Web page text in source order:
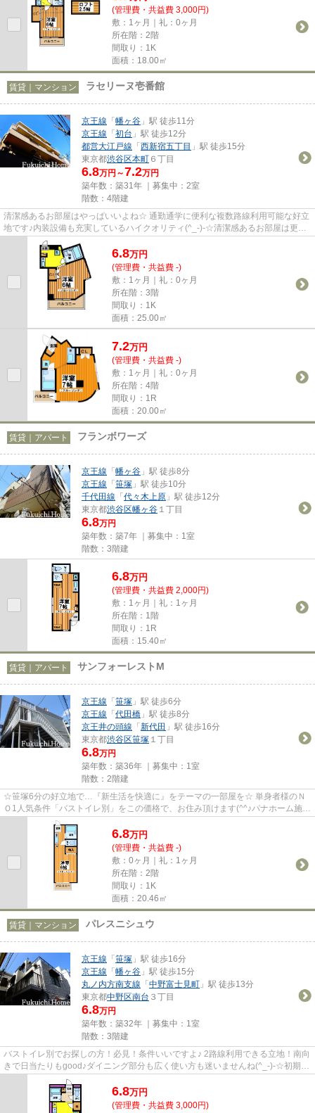
(管理費・共益費 3,000円)
敷：1ヶ月｜礼：0ヶ月
所在階：2階
間取り：1K
面積：18.00㎡
賃貸｜マンション ラセリーヌ壱番館
京王線 「幡ヶ谷 」駅 徒歩11分
京王線 「初台 」駅 徒歩12分
都営大江戸線 「西新宿五丁目 」駅 徒歩15分
東京都渋谷区本町 ６丁目
6.8万円～7.2万円
築年数：築31年 ｜募集中： 2室
階数：4階建
清潔感あるお部屋はやっぱいいよね☆ 通勤通学に便利な複数路線利用可能な好立
地です♪内装設備も充実しているハイクオリティ(^_-)-☆清潔感あるお部屋は更に
明るく、気分も明るくお住ま...
6.8万円
(管理費・共益費 -)
敷：1ヶ月｜礼：0ヶ月
所在階：3階
間取り：1K
面積：25.00㎡
7.2万円
(管理費・共益費 -)
敷：1ヶ月｜礼：0ヶ月
所在階：4階
間取り：1R
面積：20.00㎡
賃貸｜アパート フランボワーズ
京王線 「幡ヶ谷 」駅 徒歩8分
京王線 「笹塚 」駅 徒歩10分
千代田線 「代々木上原 」駅 徒歩12分
東京都渋谷区幡ヶ谷 １丁目
6.8万円
築年数：築7年 ｜募集中： 1室
階数：3階建
6.8万円
(管理費・共益費 2,000円)
敷：1ヶ月｜礼：1ヶ月
所在階：1階
間取り：1R
面積：15.40㎡
賃貸｜アパート サンフォーレストM
京王線 「笹塚 」駅 徒歩6分
京王線 「代田橋 」駅 徒歩8分
京王井の頭線 「新代田 」駅 徒歩16分
東京都渋谷区笹塚 １丁目
6.8万円
築年数：築36年 ｜募集中： 1室
階数：2階建
☆笹塚6分の好立地で…『新生活を快適に』をテーマの一部屋を☆ 単身者様のＮ
Ｏ1人気条件「バストイレ別」をこの価格で、お住み頂けます(^^♪パナホーム施工
で安心設計☆駅から徒歩4分の好...
6.8万円
(管理費・共益費 -)
敷：0ヶ月｜礼：1ヶ月
所在階：2階
間取り：1K
面積：20.46㎡
賃貸｜マンション パレスニシュウ
京王線 「笹塚 」駅 徒歩16分
京王線 「幡ヶ谷 」駅 徒歩15分
丸ノ内方南支線 「中野富士見町 」駅 徒歩13分
東京都中野区南台 ３丁目
6.8万円
築年数：築32年 ｜募集中： 1室
階数：3階建
バストイレ別でお探しの方！必見！条件いいですよ♪ 2路線利用できる立地！南向
きで日当たりもgood♪ダイニング部分も広く使い方も迷いませんね(^_-)-☆初期費
用を抑えて素敵なお部屋に住...
6.8万円
(管理費・共益費 3,000円)